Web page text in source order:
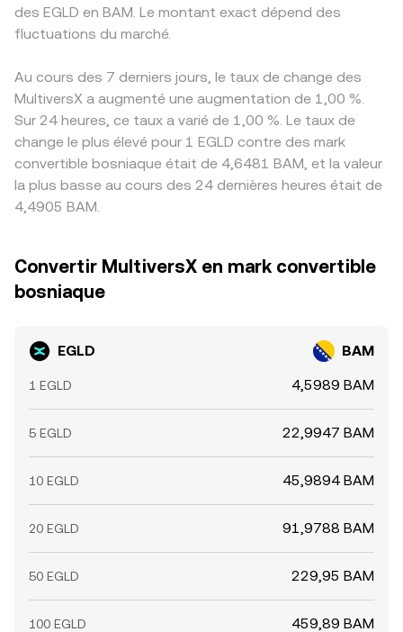
des EGLD en BAM. Le montant exact dépend des
fluctuations du marché.
Au cours des 7 derniers jours, le taux de change des
MultiversX a augmenté une augmentation de 1,00 %.
Sur 24 heures, ce taux a varié de 1,00 %. Le taux de
change le plus élevé pour 1 EGLD contre des mark
convertible bosniaque était de 4,6481 BAM, et la valeur
la plus basse au cours des 24 dernières heures était de
4,4905 BAM.
Convertir MultiversX en mark convertible
bosniaque
EGLD BAM
1 EGLD 4,5989 BAM
5 EGLD 22,9947 BAM
10 EGLD 45,9894 BAM
20 EGLD 91,9788 BAM
50 EGLD 229,95 BAM
100 EGLD 459,89 BAM